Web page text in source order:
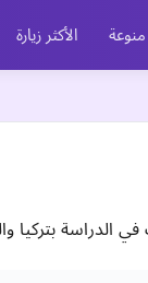
منوعة الأكثر زيارة
بتركيا